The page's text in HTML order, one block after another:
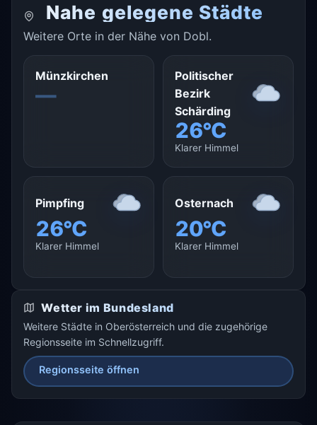
Nahe gelegene Städte
Weitere Orte in der Nähe von Dobl.
Münzkirchen
—
Politischer
Bezirk
Schärding
26°C
Klarer Himmel
Pimpfing
26°C
Klarer Himmel
Osternach
20°C
Klarer Himmel
Wetter im Bundesland
Weitere Städte in Oberösterreich und die zugehörige
Regionsseite im Schnellzugriff.
Regionsseite öffnen